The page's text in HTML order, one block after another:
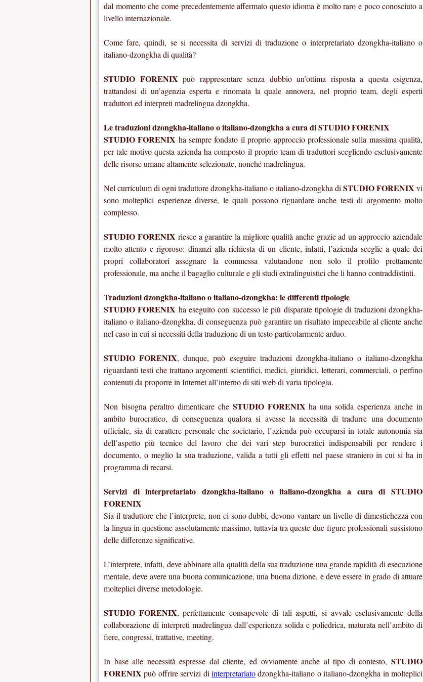
dal momento che come precedentemente affermato questo idioma è molto raro e poco conosciuto a
livello internazionale.
Come fare, quindi, se si necessita di servizi di traduzione o interpretariato dzongkha-italiano o
italiano-dzongkha di qualità?
STUDIO FORENIX può rappresentare senza dubbio un’ottima risposta a questa esigenza,
trattandosi di un’agenzia esperta e rinomata la quale annovera, nel proprio team, degli esperti
traduttori ed interpreti madrelingua dzongkha.
Le traduzioni dzongkha-italiano o italiano-dzongkha a cura di STUDIO FORENIX
STUDIO FORENIX ha sempre fondato il proprio approccio professionale sulla massima qualità,
per tale motivo questa azienda ha composto il proprio team di traduttori scegliendo esclusivamente
delle risorse umane altamente selezionate, nonché madrelingua.
Nel curriculum di ogni traduttore dzongkha-italiano o italiano-dzongkha di STUDIO FORENIX vi
sono molteplici esperienze diverse, le quali possono riguardare anche testi di argomento molto
complesso.
STUDIO FORENIX riesce a garantire la migliore qualità anche grazie ad un approccio aziendale
molto attento e rigoroso: dinanzi alla richiesta di un cliente, infatti, l’azienda sceglie a quale dei
propri collaboratori assegnare la commessa valutandone non solo il profilo prettamente
professionale, ma anche il bagaglio culturale e gli studi extralinguistici che li hanno contraddistinti.
Traduzioni dzongkha-italiano o italiano-dzongkha: le differenti tipologie
STUDIO FORENIX ha eseguito con successo le più disparate tipologie di traduzioni dzongkha-
italiano o italiano-dzongkha, di conseguenza può garantire un risultato impeccabile al cliente anche
nel caso in cui si necessiti della traduzione di un testo particolarmente arduo.
STUDIO FORENIX, dunque, può eseguire traduzioni dzongkha-italiano o italiano-dzongkha
riguardanti testi che trattano argomenti scientifici, medici, giuridici, letterari, commerciali, o perfino
contenuti da proporre in Internet all’interno di siti web di varia tipologia.
Non bisogna peraltro dimenticare che STUDIO FORENIX ha una solida esperienza anche in
ambito burocratico, di conseguenza qualora si avesse la necessità di tradurre una documento
ufficiale, sia di carattere personale che societario, l’azienda può occuparsi in totale autonomia sia
dell’aspetto più tecnico del lavoro che dei vari step burocratici indispensabili per rendere i
documento, o meglio la sua traduzione, valida a tutti gli effetti nel paese straniero in cui si ha in
programma di recarsi.
Servizi di interpretariato dzongkha-italiano o italiano-dzongkha a cura di STUDIO
FORENIX
Sia il traduttore che l’interprete, non ci sono dubbi, devono vantare un livello di dimestichezza con
la lingua in questione assolutamente massimo, tuttavia tra queste due figure professionali sussistono
delle differenze significative.
L’interprete, infatti, deve abbinare alla qualità della sua traduzione una grande rapidità di esecuzione
mentale, deve avere una buona comunicazione, una buona dizione, e deve essere in grado di attuare
molteplici diverse metodologie.
STUDIO FORENIX, perfettamente consapevole di tali aspetti, si avvale esclusivamente della
collaborazione di interpreti madrelingua dall’esperienza solida e poliedrica, maturata nell’ambito di
fiere, congressi, trattative, meeting.
In base alle necessità espresse dal cliente, ed ovviamente anche al tipo di contesto, STUDIO
FORENIX può offrire servizi di interpretariatodzongkha-italiano o italiano-dzongkha in molteplici